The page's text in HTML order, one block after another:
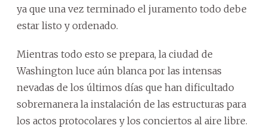
ya que una vez terminado el juramento todo debe
estar listo y ordenado.
Mientras todo esto se prepara, la ciudad de
Washington luce aún blanca por las intensas
nevadas de los últimos días que han dificultado
sobremanera la instalación de las estructuras para
los actos protocolares y los conciertos al aire libre.